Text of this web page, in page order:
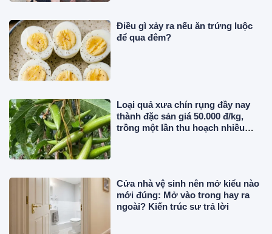
Điều gì xảy ra nếu ăn trứng luộc
để qua đêm?
Loại quả xưa chín rụng đầy nay
thành đặc sản giá 50.000 đ/kg,
trồng một lần thu hoạch nhiều
Cửa nhà vệ sinh nên mở kiểu nào
mới đúng: Mở vào trong hay ra
ngoài? Kiến trúc sư trả lời